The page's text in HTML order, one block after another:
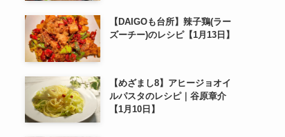
【DAIGOも台所】辣子鶏(ラー
ズーチー)のレシピ【1月13日】
【めざまし8】アヒージョオイ
ルパスタのレシピ｜谷原章介
【1月10日】